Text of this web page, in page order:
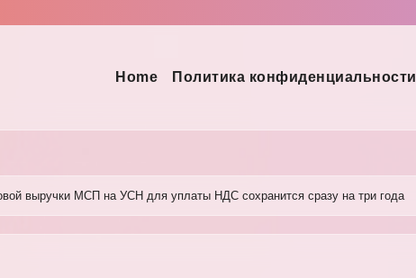
Home Политика конфиденциальности
выручки МСП на УСН для уплаты НДС сохранится сразу на три года